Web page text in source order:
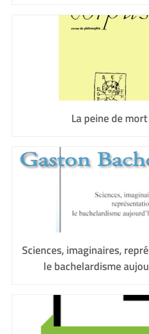
La peine de mort
Sciences, imaginaires,
le bachelardisme